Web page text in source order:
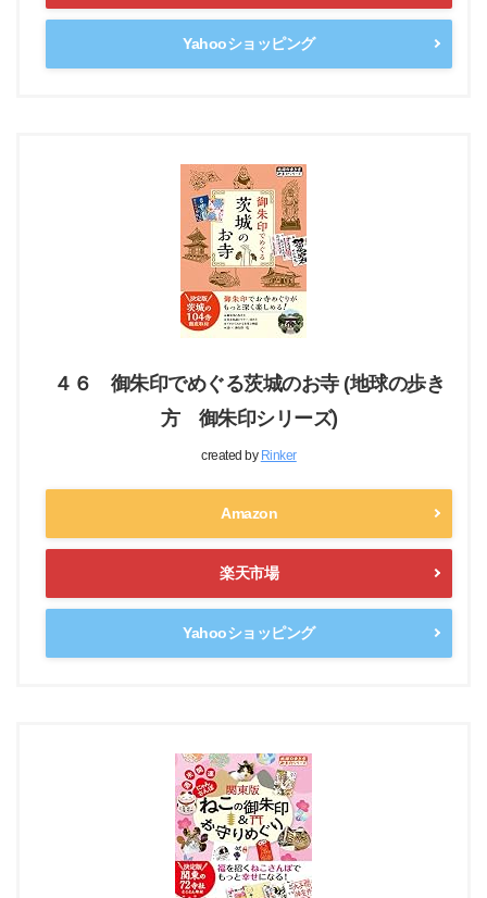
Yahooショッピング
４６ 御朱印でめぐる茨城のお寺 (地球の歩き
方 御朱印シリーズ)
created by Rinker
Amazon
楽天市場
Yahooショッピング